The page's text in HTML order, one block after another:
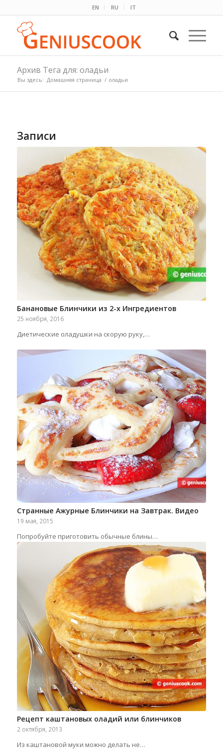
EN RU IT
Архив Тега для: оладьи
Вы здесь: Домашняя страница / оладьи
Записи
Банановые Блинчики из 2-х Ингредиентов
25 ноября, 2016
Диетические оладушки на скорую руку,…
Странные Ажурные Блинчики на Завтрак. Видео
19 мая, 2015
Попробуйте приготовить обычные блины…
Рецепт каштановых оладий или блинчиков
2 октября, 2013
Из каштановой муки можно делать не…